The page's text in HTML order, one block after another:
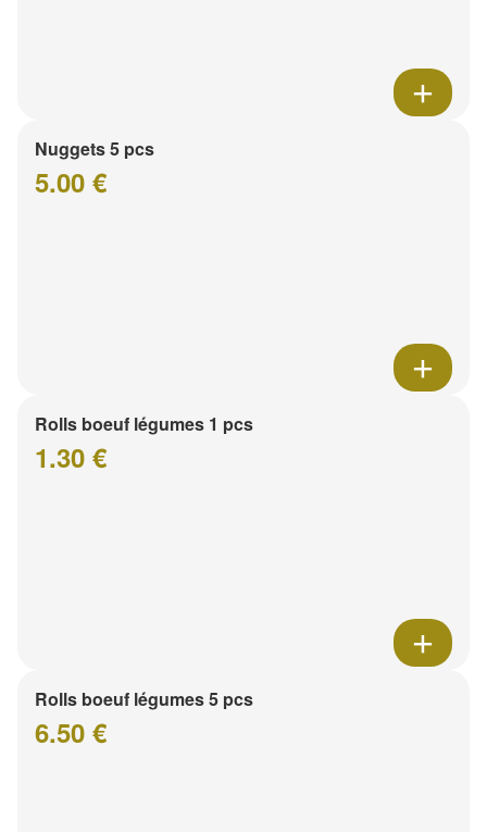
Nuggets 5 pcs
5.00 €
Rolls boeuf légumes 1 pcs
1.30 €
Rolls boeuf légumes 5 pcs
6.50 €